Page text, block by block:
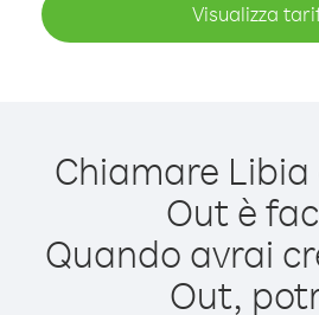
Visualizza
Chiamare
Out è
Quando avrai
Out,